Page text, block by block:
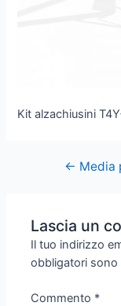
Kit alzachiusini
← Media
Lascia un
Il tuo indirizzo
obbligatori
Commento *